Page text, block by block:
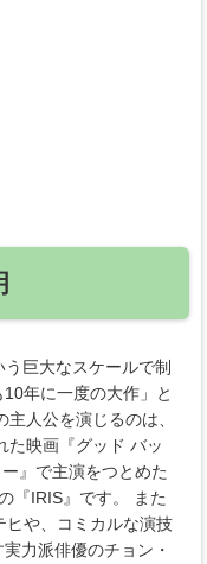
巨大なスケールで制
年に一度の大作」と
人公を演じるのは、
た映画『グッド バッ
』で主演をつとめた
『IRIS』です。 また
ヒや、コミカルな演技
力派俳優のチョン・